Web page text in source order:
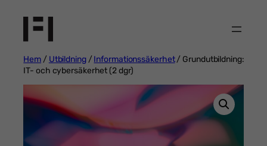
innehåll
Hem / Utbildning/Informationssäkerhet/ Grundutbildning:
IT- och cybersäkerhet (2 dgr)